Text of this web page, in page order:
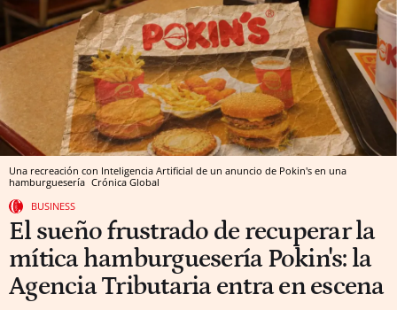
Una recreación con Inteligencia Artificial de un anuncio de Pokin's en una
hamburguesería Crónica Global
BUSINESS
El sueño frustrado de recuperar la
mítica hamburguesería Pokin's: la
Agencia Tributaria entra en escena